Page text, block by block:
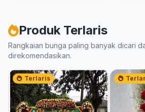
Produk Terlaris
Rangkaian bunga paling banyak dicari
direkomendasikan.
Terlaris